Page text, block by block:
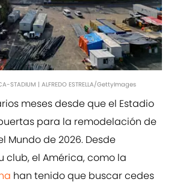
STADIUM | ALFREDO ESTRELLA/GettyImages
meses desde que el Estadio
para la remodelación de
Mundo de 2026. Desde
club, el América, como la
han tenido que buscar cedes